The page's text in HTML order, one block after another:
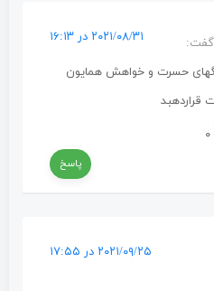
گفت: ۲۰۲۱/۰۸/۳۱ در ۱۶:۱۳
حسرت و خواهش همایون
قراردهبد
۰
پاسخ
۲۰۲۱/۰۹/۲۵ در ۱۷:۵۵